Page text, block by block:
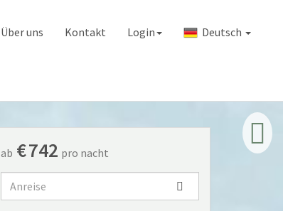
Über uns Kontakt Login Deutsch
ab €742 pro nacht
Anreise